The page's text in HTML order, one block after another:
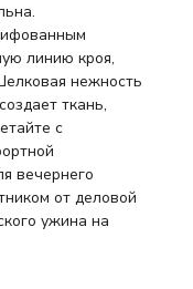
линию кроя,
нежность
ткань,
с
вечернего
от деловой
ужина на